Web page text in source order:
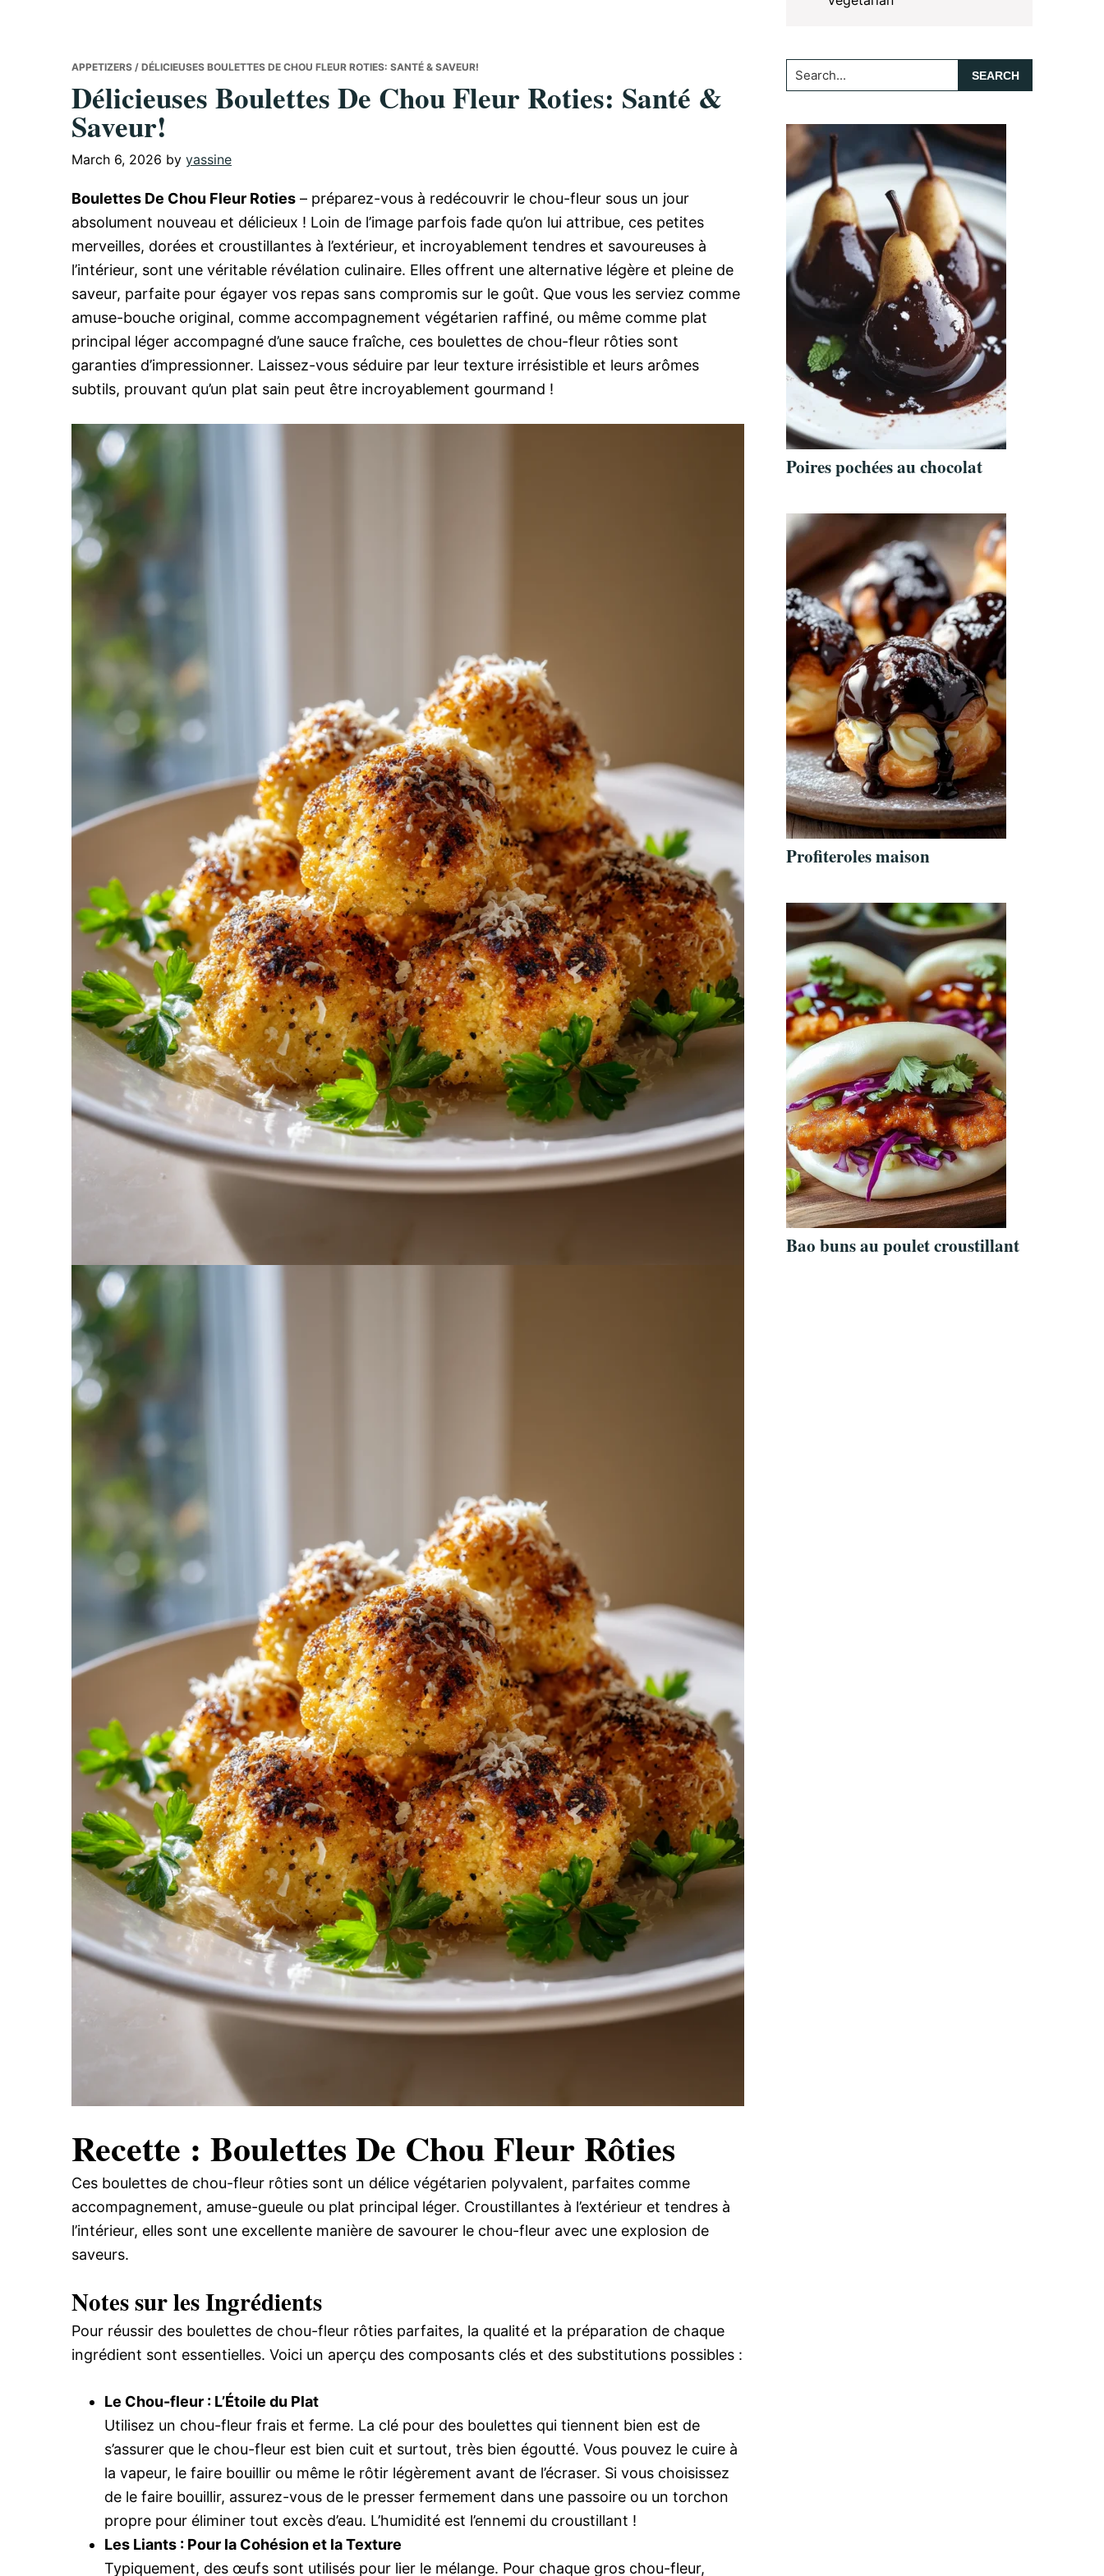
APPETIZERS / DÉLICIEUSES BOULETTES DE CHOU FLEUR ROTIES: SANTÉ & SAVEUR!
Délicieuses Boulettes De Chou Fleur Roties: Santé &
Saveur!
March 6, 2026 by yassine
Boulettes De Chou Fleur Roties – préparez-vous à redécouvrir le chou-fleur sous un jour
absolument nouveau et délicieux ! Loin de l’image parfois fade qu’on lui attribue, ces petites
merveilles, dorées et croustillantes à l’extérieur, et incroyablement tendres et savoureuses à
l’intérieur, sont une véritable révélation culinaire. Elles offrent une alternative légère et pleine de
saveur, parfaite pour égayer vos repas sans compromis sur le goût. Que vous les serviez comme
amuse-bouche original, comme accompagnement végétarien raffiné, ou même comme plat
principal léger accompagné d’une sauce fraîche, ces boulettes de chou-fleur rôties sont
garanties d’impressionner. Laissez-vous séduire par leur texture irrésistible et leurs arômes
subtils, prouvant qu’un plat sain peut être incroyablement gourmand !
Recette : Boulettes De Chou Fleur Rôties
Ces boulettes de chou-fleur rôties sont un délice végétarien polyvalent, parfaites comme
accompagnement, amuse-gueule ou plat principal léger. Croustillantes à l’extérieur et tendres à
l’intérieur, elles sont une excellente manière de savourer le chou-fleur avec une explosion de
saveurs.
Notes sur les Ingrédients
Pour réussir des boulettes de chou-fleur rôties parfaites, la qualité et la préparation de chaque
ingrédient sont essentielles. Voici un aperçu des composants clés et des substitutions possibles :
Le Chou-fleur : L’Étoile du Plat
Utilisez un chou-fleur frais et ferme. La clé pour des boulettes qui tiennent bien est de
s’assurer que le chou-fleur est bien cuit et surtout, très bien égoutté. Vous pouvez le cuire à
la vapeur, le faire bouillir ou même le rôtir légèrement avant de l’écraser. Si vous choisissez
de le faire bouillir, assurez-vous de le presser fermement dans une passoire ou un torchon
propre pour éliminer tout excès d’eau. L’humidité est l’ennemi du croustillant !
Les Liants : Pour la Cohésion et la Texture
Typiquement, des œufs sont utilisés pour lier le mélange. Pour chaque gros chou-fleur,
Search...
Poires pochées au chocolat
Profiteroles maison
Bao buns au poulet croustillant